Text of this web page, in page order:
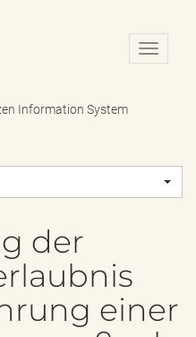
N
a
o
a
Information System
der
einer